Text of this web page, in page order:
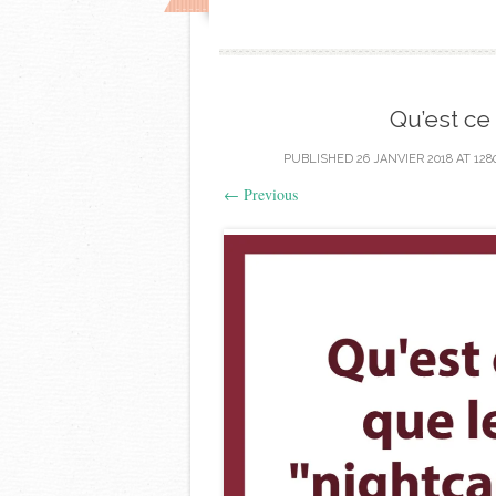
Qu’est
PUBLISHED 26 JANVIER 2018AT
← Previous